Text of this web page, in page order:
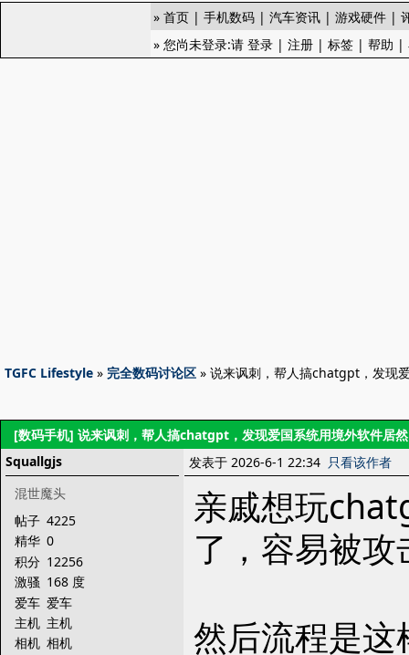
» 首页 | 手机数码 | 汽车资讯 | 游戏硬件 |
» 您尚未登录:请 登录 | 注册 | 标签 | 帮助 |
TGFC Lifestyle » 完全数码讨论区 » 说来讽刺，帮人搞chatgpt，发现
[数码手机] 说来讽刺，帮人搞chatgpt，发现爱国系统用境外软件居
Squallgjs
混世魔头
帖子 4225
精华 0
积分 12256
激骚 168 度
爱车 爱车
主机 主机
相机 相机
发表于 2026-6-1 22:34 只看该作者
亲戚想玩
了，容易被
然后流程是